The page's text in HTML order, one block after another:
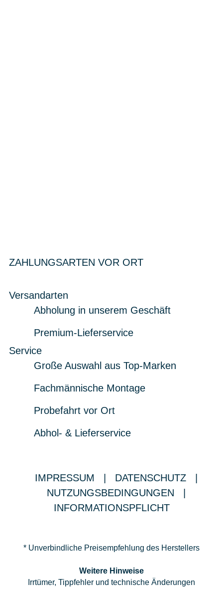
ZAHLUNGSARTEN VOR ORT
Versandarten
Abholung in unserem Geschäft
Premium-Lieferservice
Service
Große Auswahl aus Top-Marken
Fachmännische Montage
Probefahrt vor Ort
Abhol- & Lieferservice
IMPRESSUM DATENSCHUTZ
NUTZUNGSBEDINGUNGEN
INFORMATIONSPFLICHT
* Unverbindliche Preisempfehlung des Herstellers
Weitere Hinweise
Irrtümer, Tippfehler und technische Änderungen